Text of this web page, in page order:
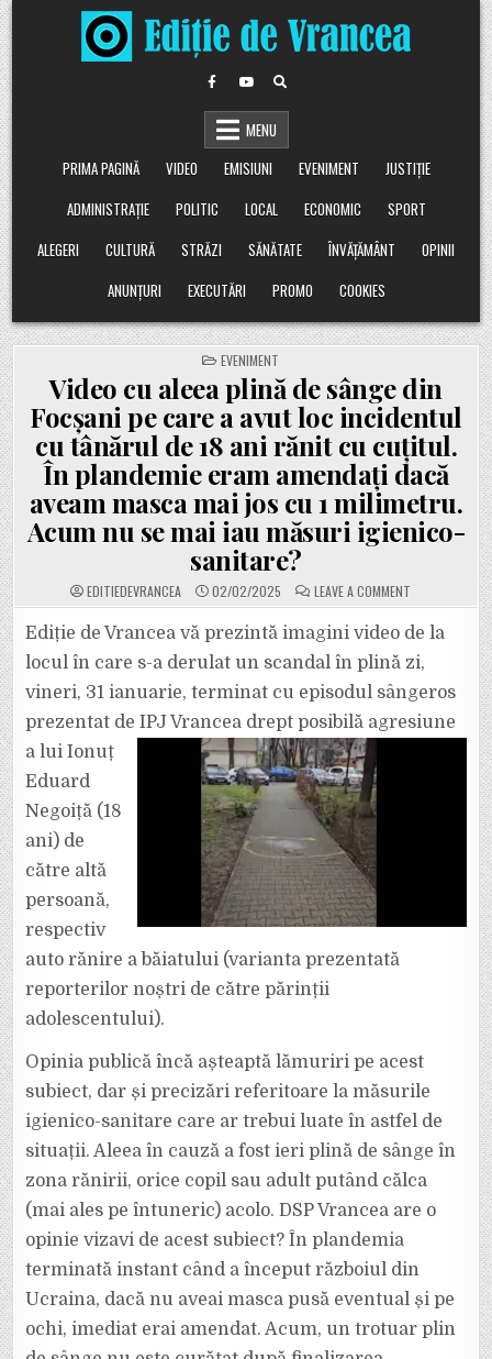
Skip
to
content
MENU
PRIMA PAGINĂ
VIDEO EMISIUNI EVENIMENT
JUSTIȚIE
ADMINISTRAȚIE
POLITIC LOCAL ECONOMIC
SPORT
ALEGERI
CULTURĂ STRĂZI SĂNĂTATE ÎNVĂȚĂMÂNT
OPINII
ANUNȚURI
EXECUTĂRI PROMO COOKIES
POSTED
IN
EVENIMENT
Video cu aleea plină de sânge din
Focșani pe care a avut loc incidentul
cu tânărul de 18 ani rănit cu cuțitul.
În plandemie eram amendați dacă
aveam masca mai jos cu 1 milimetru.
Acum nu se mai iau măsuri igienico-
sanitare?
EDITIEDEVRANCEA 02/02/2025 LEAVE A COMMENT
VIDEO
ALEEA
PLINĂ
DE
SÂNGE
FOCȘANI
CARE
A
AMENDAȚI
ACUM
NU
MAI
MĂSURI
IGIENICO-
SANITARE?
Ediție de Vrancea vă prezintă imagini video de la
locul în care s-a derulat un scandal în plină zi,
vineri, 31 ianuarie, terminat cu episodul sângeros
prezentat de IPJ Vrancea drept posibilă agresiune
alui Ionuț
Eduard
Negoiță (18
ani) de
către altă
persoană,
respectiv
auto rănire a băiatului (varianta prezentată
reporterilor noștri de către părinții
adolescentului).
Opinia publică încă așteaptă lămuriri pe acest
subiect, dar și precizări referitoare la măsurile
igienico-sanitare care ar trebui luate în astfel de
situații. Aleea în cauză a fost ieri plină de sânge în
zona rănirii, orice copil sau adult putând călca
(mai ales pe întuneric) acolo. DSP Vrancea are o
opinie vizavi de acest subiect? În plandemia
terminată instant când a început războiul din
Ucraina, dacă nu aveai masca pusă eventual și pe
ochi, imediat erai amendat. Acum, un trotuar plin